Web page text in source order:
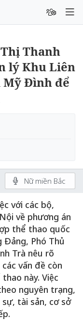
Thanh
lý Khu Liên
Mỹ Đình để
Nữ miền Bắc
với các bộ,
về phương án
thể thao quốc
Phó Thủ
Trà nêu rõ
vấn đề còn
này. Việc
nguyên trạng,
tài sản, cơ sở